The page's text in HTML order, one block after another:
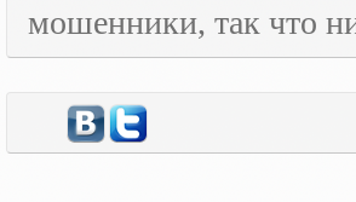
мошенники, так что